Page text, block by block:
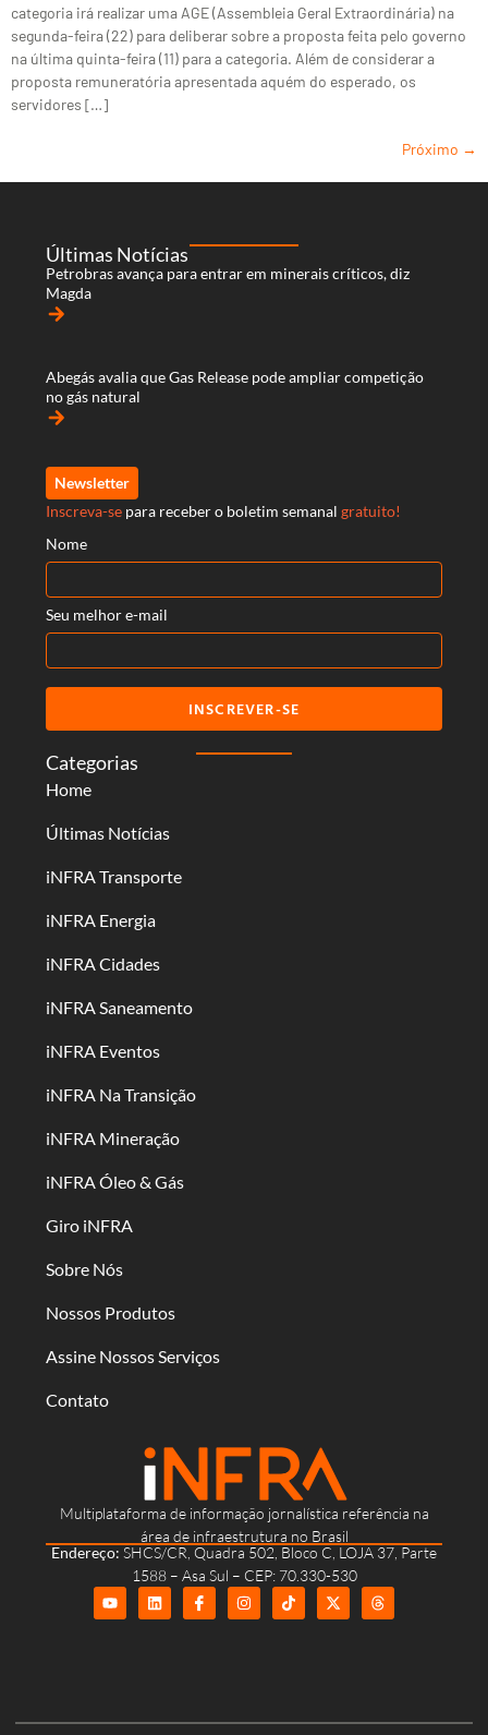
categoria irá realizar uma AGE (Assembleia Geral Extraordinária) na
segunda-feira (22) para deliberar sobre a proposta feita pelo governo
na última quinta-feira (11) para a categoria. Além de considerar a
proposta remuneratória apresentada aquém do esperado, os
servidores […]
Próximo →
Multiplataforma de informação jornalística referência na
área de infraestrutura no Brasil
Endereço: SHCS/CR, Quadra 502, Bloco C, LOJA 37, Parte
1588 – Asa Sul – CEP: 70.330-530
Categorias
Home
Últimas Notícias
iNFRA Transporte
iNFRA Energia
iNFRA Cidades
iNFRA Saneamento
iNFRA Eventos
iNFRA Na Transição
iNFRA Mineração
iNFRA Óleo & Gás
Giro iNFRA
Sobre Nós
Nossos Produtos
Assine Nossos Serviços
Contato
Últimas Notícias
Petrobras avança para entrar em minerais críticos, diz
Magda
arrow_forward
Abegás avalia que Gas Release pode ampliar competição
no gás natural
arrow_forward
Newsletter
Inscreva-se para receber o boletim semanal gratuito!
Nome
Seu melhor e-mail
INSCREVER-SE